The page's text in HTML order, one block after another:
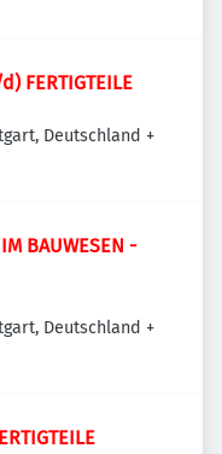
FERTIGTEILE
Deutschland +
BAUWESEN -
Deutschland +